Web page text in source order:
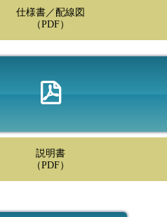
仕様書／配線図
（PDF）
説明書
（PDF）